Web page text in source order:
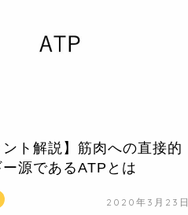
ント解説】筋肉への直接的
源であるATPとは
2020年3月23日